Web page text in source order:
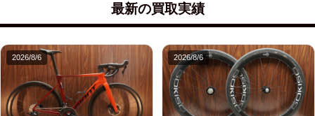
最新の買取実績
2026/8/6 2026/8/6